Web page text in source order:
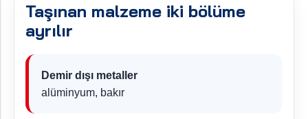
Taşınan malzeme iki bölüme
ayrılır
Demir dışı metaller
alüminyum, bakır